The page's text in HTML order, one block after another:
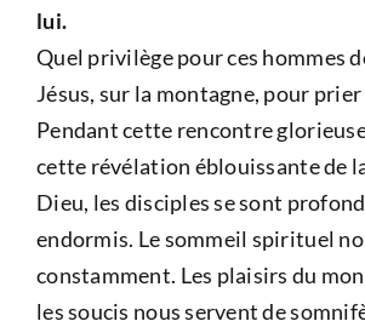
lui.
Quel privilège pour ces hommes
Jésus, sur la montagne, pour
Pendant cette rencontre
cette révélation éblouissante de
Dieu, les disciples se sont
endormis. Le sommeil spirituel
constamment. Les plaisirs du
les soucis nous servent de